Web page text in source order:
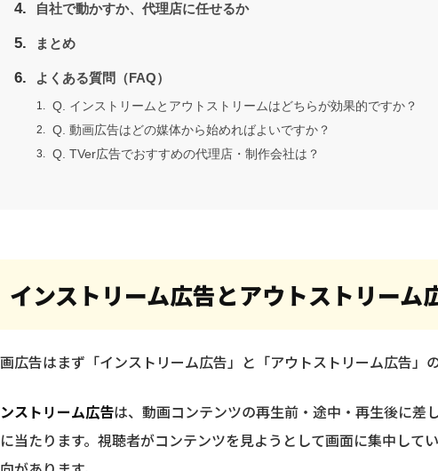
自社で動かすか、代理店に任せるか
まとめ
よくある質問（FAQ）
Q. インストリームとアウトストリームはどちらが効果的ですか？
Q. 動画広告はどの媒体から始めればよいですか？
Q. TVer広告でおすすめの代理店・制作会社は？
インストリーム広告とアウトストリーム
広告はまず「インストリーム広告」と「アウトストリーム広告」
ストリーム広告は、動画コンテンツの再生前・途中・再生後に差
当たります。視聴者がコンテンツを見ようとして画面に集中し